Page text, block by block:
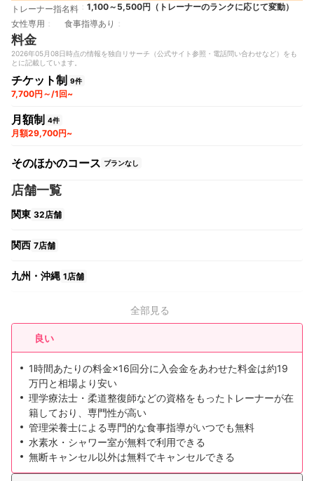
トレーナー指名料
1,100～5,500円（トレーナーのランクに応じて変動）
女性専用
食事指導あり
料金
2026年05月08日時点の情報を独自リサーチ（公式サイト参照・電話問い合わせなど）をも
とに記載しています。
チケット制 9件
7,700円～/1回~
月額制 4件
月額29,700円~
そのほかのコース プランなし
店舗一覧
関東 32店舗
関西 7店舗
九州・沖縄 1店舗
全部見る
良い
1時間あたりの料金×16回分に入会金をあわせた料金は約19
万円と相場より安い
理学療法士・柔道整復師などの資格をもったトレーナーが在
籍しており、専門性が高い
管理栄養士による専門的な食事指導がいつでも無料
水素水・シャワー室が無料で利用できる
無断キャンセル以外は無料でキャンセルできる